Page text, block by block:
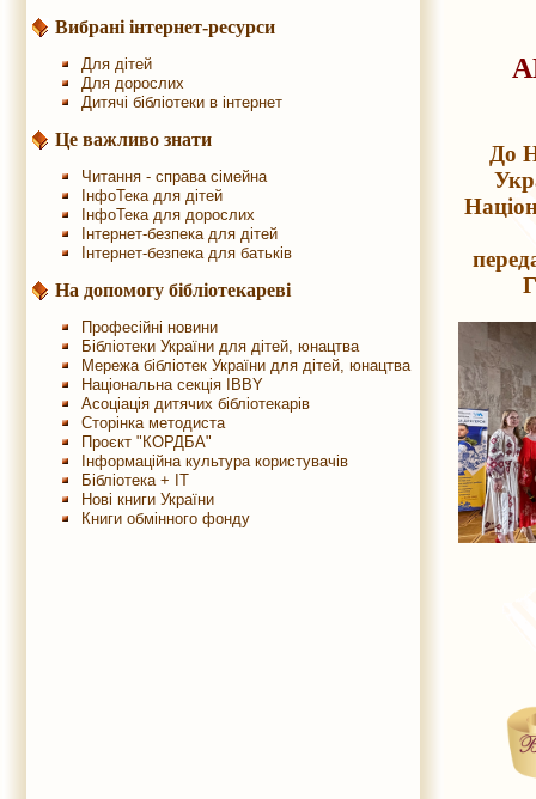
Вибрані інтернет-ресурси
Для дітей
Для дорослих
Дитячі бібліотеки в інтернет
Це важливо знати
Читання - справа сімейна
ІнфоТека для дітей
ІнфоТека для дорослих
Інтернет-безпека для дітей
Інтернет-безпека для батьків
На допомогу бібліотекареві
Професійні новини
Бібліотеки України для дітей, юнацтва
Мережа бібліотек України для дітей, юнацтва
Національна секція IBBY
Асоціація дитячих бібліотекарів
Сторінка методиста
Проєкт "КОРДБА"
Інформаційна культура користувачів
Бібліотека + IT
Нові книги України
Книги обмінного фонду
До